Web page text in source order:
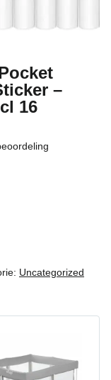
–
16
Uncategorized